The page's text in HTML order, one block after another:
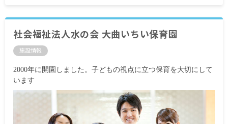
社会福祉法人水の会 大曲いちい保育園
施設情報
2000年に開園しました。子どもの視点に立つ保育を大切にして
います